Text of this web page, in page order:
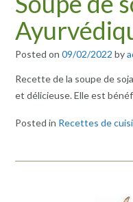
Posted on 09/02/2022 by
Recette de la soupe de
et délicieuse. Elle est
Posted in Recettes de